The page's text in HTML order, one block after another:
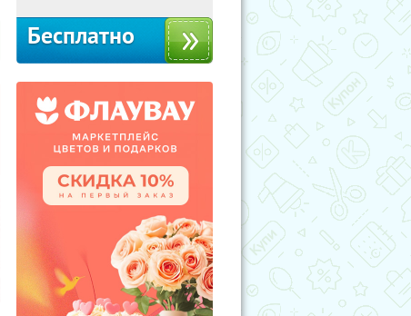
Бесплатно